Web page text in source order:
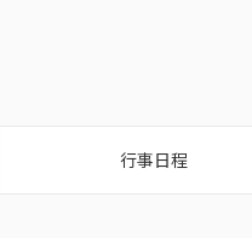
行事日程